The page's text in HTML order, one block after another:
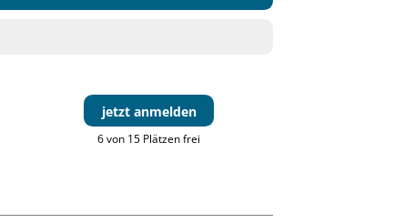
jetzt anmelden
6 von 15 Plätzen frei